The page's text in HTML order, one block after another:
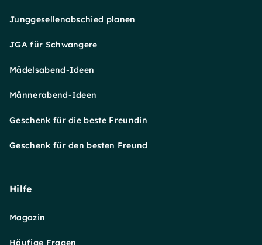
Junggesellenabschied planen
JGA für Schwangere
Mädelsabend-Ideen
Männerabend-Ideen
Geschenk für die beste Freundin
Geschenk für den besten Freund
Hilfe
Magazin
Häufige Fragen